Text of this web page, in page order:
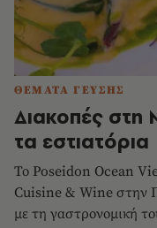
ΘΕΜΑΤΑ ΓΕΥΣΗΣ
Διακοπές στη
τα εστιατόρια
Το Poseidon Ocean
Cuisine & Wine στην
με τη γαστρονομική